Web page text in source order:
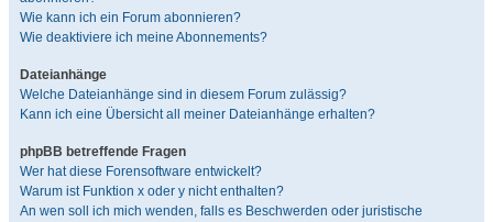
Wie kann ich ein Forum abonnieren?
Wie deaktiviere ich meine Abonnements?
Dateianhänge
Welche Dateianhänge sind in diesem Forum zulässig?
Kann ich eine Übersicht all meiner Dateianhänge erhalten?
phpBB betreffende Fragen
Wer hat diese Forensoftware entwickelt?
Warum ist Funktion x oder y nicht enthalten?
An wen soll ich mich wenden, falls es Beschwerden oder juristische